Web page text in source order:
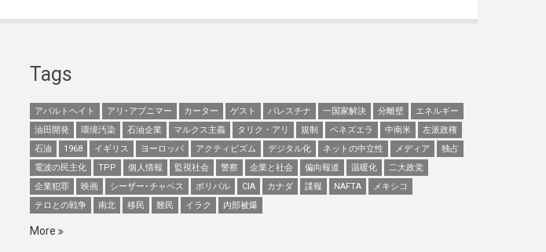
Tags
アパルトヘイト アリ･アブニマー カーター ゲスト パレスチナ 一国家解決 分離壁
エネルギー
油田開発
環境汚染 石油企業 マルクス主義 タリク・アリ 規制 ベネズエラ 中南米
左派政権
石油
1968 イギリス ヨーロッパ アクティビズム デジタル化 ネットの中立性 メディア
独占
電波の民主化
TPP 個人情報 監視社会 警察 企業と社会 偏向報道 温暖化
二大政党
企業犯罪
映画 シーザー･チャベス ボリバル CIA カナダ 諜報 NAFTA
メキシコ
テロとの戦争
南北 移民 難民 イラク 内部被爆
More